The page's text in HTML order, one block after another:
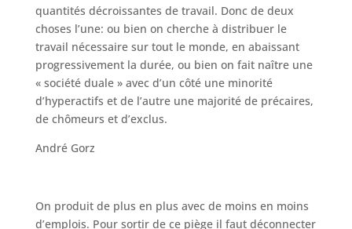
quantités décroissantes de travail. Donc de deux
choses l’une: ou bien on cherche à distribuer le
travail nécessaire sur tout le monde, en abaissant
progressivement la durée, ou bien on fait naître une
« société duale » avec d’un côté une minorité
d’hyperactifs et de l’autre une majorité de précaires,
de chômeurs et d’exclus.
André Gorz
On produit de plus en plus avec de moins en moins
d’emplois. Pour sortir de ce piège il faut déconnecter